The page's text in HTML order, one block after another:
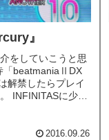
』
をしていこうと思
「beatmaniaⅡDX
解禁したらプレイ
INFINITASに少し
2016.09.26